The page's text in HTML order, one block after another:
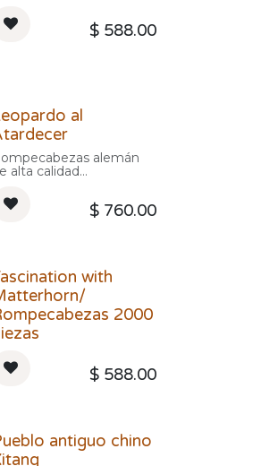
$ 588.00
al
alemán
alta calidad
14 años en adelante
2000 piezas
$ 760.00
with
2000
$ 588.00
antiguo chino